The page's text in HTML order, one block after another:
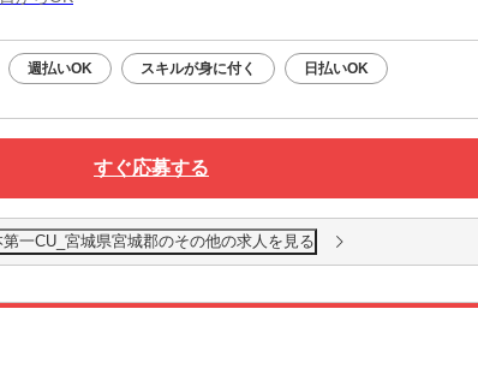
週払いOK スキルが身に付く 日払いOK
すぐ応募する
一CU_宮城県宮城郡のその他の求人を見る